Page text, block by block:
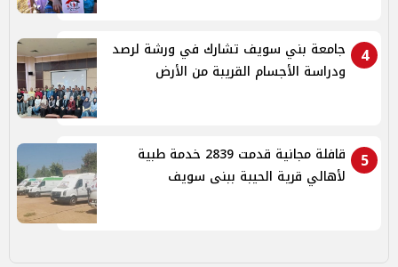
4
جامعة بني سويف تشارك في ورشة لرصد
ودراسة الأجسام القريبة من الأرض
5
قافلة مجانية قدمت 2839 خدمة طبية
لأهالي قرية الحيبة ببنى سويف